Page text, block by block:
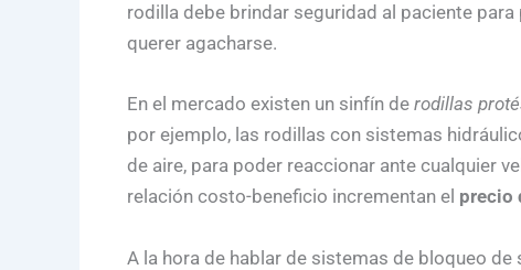
rodilla debe brindar seguridad al paciente
querer agacharse.
En el mercado existen un sinfín de rodillas
por ejemplo, las rodillas con sistemas
de aire, para poder reaccionar ante cualquier
relación costo-beneficio incrementan el precio
A la hora de hablar de sistemas de bloqueo de